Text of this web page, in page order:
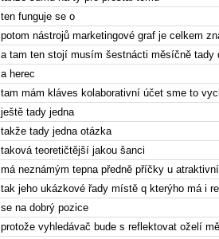
ten funguje se o
potom nástrojů marketingové graf je celkem
a tam ten stojí musím šestnácti měsíčně tady
a herec
tam mám kláves kolaborativní účet sme to
ještě tady jedna
takže tady jedna otázka
taková teoretičtější jakou šanci
má neznámým tepna předně příčky u
tak jeho ukázkové řady místě q kterýho má i
se na dobrý pozice
protože vyhledávač bude s reflektovat oželí